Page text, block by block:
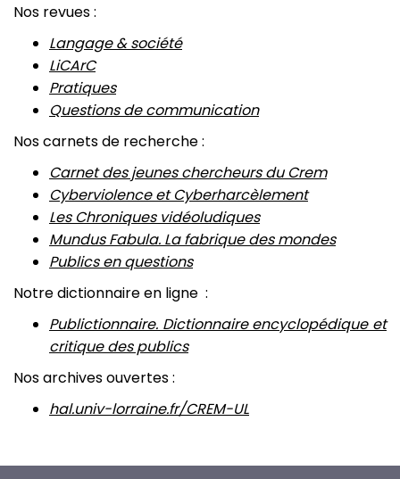
Nos revues :
Langage & société
LiCArC
Pratiques
Questions de communication
Nos carnets de recherche :
Carnet des jeunes chercheurs du Crem
Cyberviolence et Cyberharcèlement
Les Chroniques vidéoludiques
Mundus Fabula. La fabrique des mondes
Publics en questions
Notre dictionnaire en ligne :
Publictionnaire. Dictionnaire encyclopédique et
critique des publics
Nos archives ouvertes :
hal.univ-lorraine.fr/CREM-UL